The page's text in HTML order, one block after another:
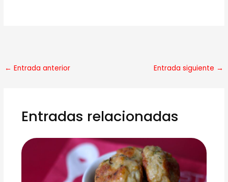
← Entrada anterior Entrada siguiente →
Entradas relacionadas